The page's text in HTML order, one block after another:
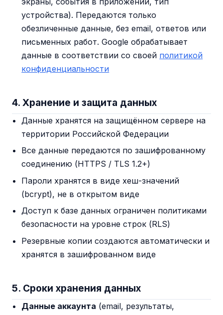
устройства). Передаются только
обезличенные данные, без email, ответов или
письменных работ. Google обрабатывает
данные в соответствии со своей политикой
конфиденциальности
4. Хранение и защита данных
Данные хранятся на защищённом сервере на
территории Российской Федерации
Все данные передаются по зашифрованному
соединению (HTTPS / TLS 1.2+)
Пароли хранятся в виде хеш-значений
(bcrypt), не в открытом виде
Доступ к базе данных ограничен политиками
безопасности на уровне строк (RLS)
Резервные копии создаются автоматически и
хранятся в зашифрованном виде
5. Сроки хранения данных
Данные аккаунта (email, результаты,